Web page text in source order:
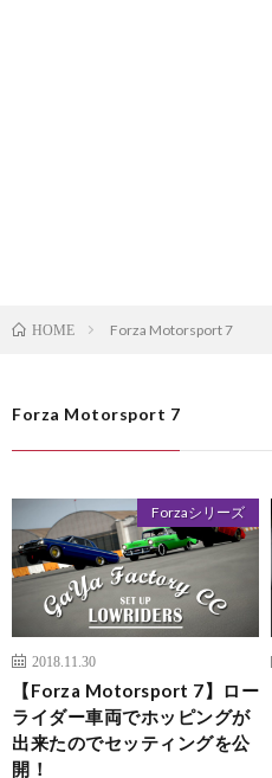
HOME Forza Motorsport 7
Forza Motorsport 7
Forzaシリーズ
2018.11.30
【Forza Motorsport 7】ロー
ライダー車両でホッピングが
出来たのでセッティングを公
開！